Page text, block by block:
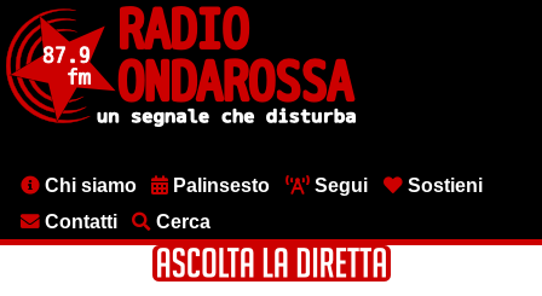
contenuto
principale
MenuChi siamo Palinsesto Segui
Sostieni
Contatti
Cerca